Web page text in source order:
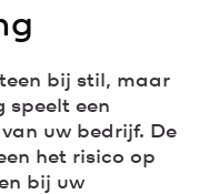
bij stil, maar
speelt een
uw bedrijf. De
het risico op
bij uw